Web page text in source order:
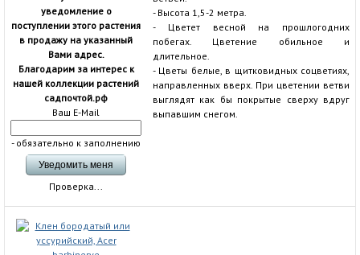
уведомление о
поступлении этого растения
в продажу на указанный
Вами адрес.
Благодарим за интерес к
нашей коллекции растений
садпочтой.рф
Ваш E-Mail
- обязательно к заполнению
Проверка...
- Высота 1,5-2 метра.
- Цветет весной на прошлогодних
побегах. Цветение обильное и
длительное.
- Цветы белые, в щитковидных соцветиях,
направленных вверх. При цветении ветви
выглядят как бы покрытые сверху вдруг
выпавшим снегом.